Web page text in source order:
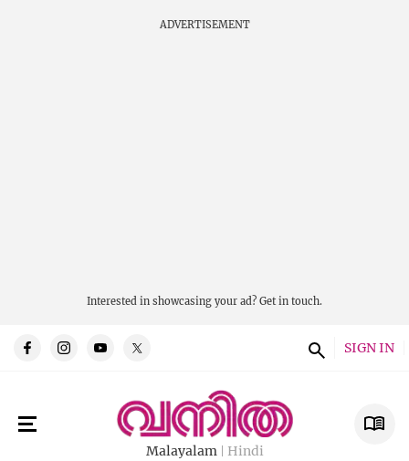
ADVERTISEMENT
Interested in showcasing your ad? Get in touch.
SIGN IN
Malayalam Hindi